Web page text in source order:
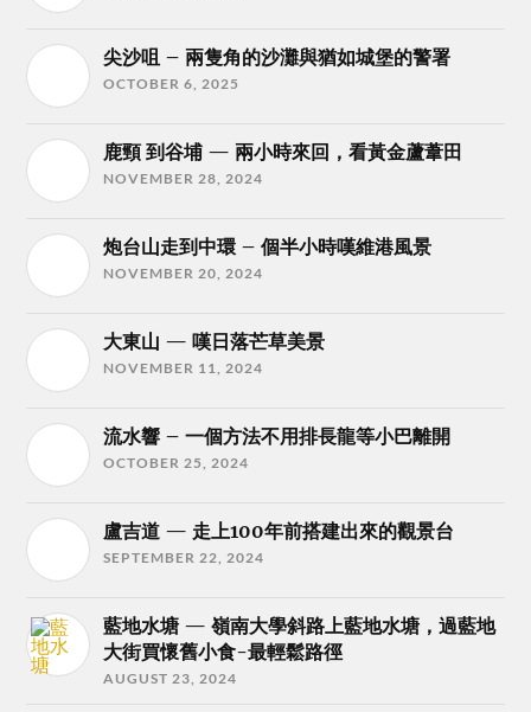
尖沙咀 – 兩隻角的沙灘與猶如城堡的警署
OCTOBER 6, 2025
鹿頸 到谷埔 — 兩小時來回，看黃金蘆葦田
NOVEMBER 28, 2024
炮台山走到中環 – 個半小時嘆維港風景
NOVEMBER 20, 2024
大東山 — 嘆日落芒草美景
NOVEMBER 11, 2024
流水響 – 一個方法不用排長龍等小巴離開
OCTOBER 25, 2024
盧吉道 — 走上100年前搭建出來的觀景台
SEPTEMBER 22, 2024
藍地水塘 — 嶺南大學斜路上藍地水塘，過藍地
大街買懷舊小食-最輕鬆路徑
AUGUST 23, 2024